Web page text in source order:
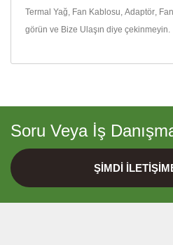
Termal Yağ, Fan Kablosu, Adaptör,
görün ve Bize Ulaşın diye çekinmeyin.
Soru Veya İş
ŞIMDI